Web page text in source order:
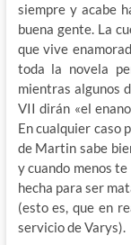
siempre y acabe
buena gente. La
que vive
toda la novela
mientras algunos
VII dirán «el
En cualquier caso
de Martin sabe
y cuando menos
hecha para ser
(esto es, que en
servicio de Varys).